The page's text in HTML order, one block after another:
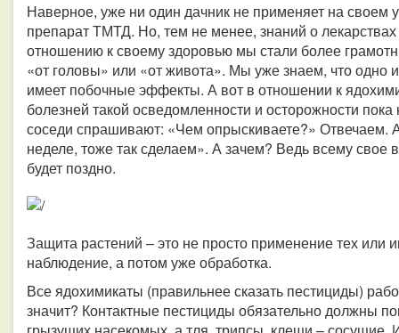
Наверное, уже ни один дачник не применяет на
препарат ТМТД. Но, тем не менее, знаний о
отношению к своему здоровью мы стали более
«от головы» или «от живота». Мы уже знаем, что одно
имеет побочные эффекты. А вот в отношении к
болезней такой осведомленности и осторожности
соседи спрашивают: «Чем опрыскиваете?»
неделе, тоже так сделаем». А зачем? Ведь всему свое
будет поздно.
Защита растений – это не просто применение тех или
наблюдение, а потом уже обработка.
Все ядохимикаты (правильнее сказать пестициды)
значит? Контактные пестициды обязательно должны